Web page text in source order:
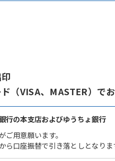
VISA、MASTER）でお
行の本支店およびゆうちょ銀行
用意願います。
口座振替で引き落としとなりま